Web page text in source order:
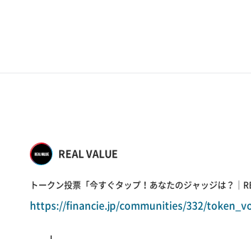
REAL VALUE
トークン投票「今すぐタップ！あなたのジャッジは？｜
https://financie.jp/communities/332/